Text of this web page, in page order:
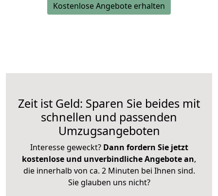
Kostenlose Angebote erhalten
Zeit ist Geld: Sparen Sie beides mit
schnellen und passenden
Umzugsangeboten
Interesse geweckt? Dann fordern Sie jetzt
kostenlose und unverbindliche Angebote an,
die innerhalb von ca. 2 Minuten bei Ihnen sind.
Sie glauben uns nicht?